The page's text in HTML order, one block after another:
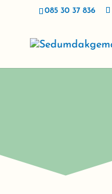
085 30 37 836